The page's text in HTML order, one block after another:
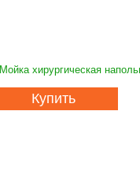
Мойка хирургическая
Купить